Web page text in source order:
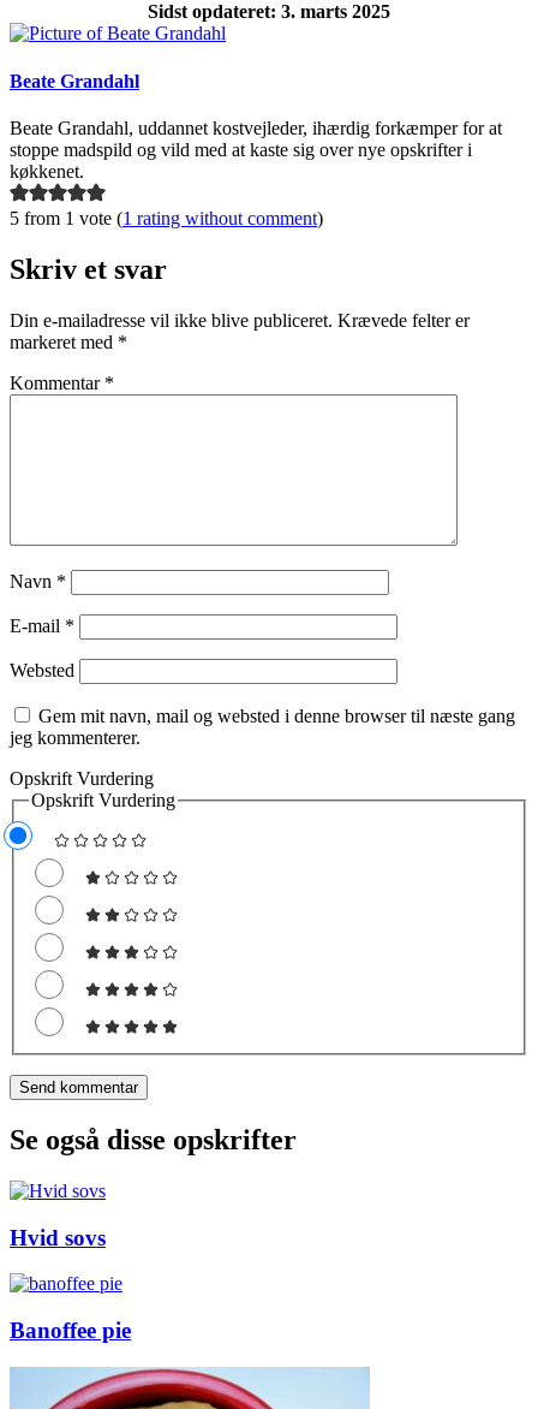
Sidst opdateret: 3. marts 2025
Beate Grandahl
Beate Grandahl, uddannet kostvejleder, ihærdig forkæmper for at
stoppe madspild og vild med at kaste sig over nye opskrifter i
køkkenet.
5 from 1 vote (1 rating without comment)
Skriv et svar
Din e-mailadresse vil ikke blive publiceret. Krævede felter er
markeret med *
Kommentar *
Navn *
E-mail *
Websted
Gem mit navn, mail og websted i denne browser til næste gang
jeg kommenterer.
Opskrift Vurdering
Opskrift Vurdering
Se også disse opskrifter
Hvid sovs
Banoffee pie